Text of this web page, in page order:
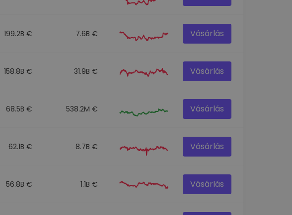
199.2B € 7.6B € Vásárlás
158.8B € 31.9B € Vásárlás
68.5B € 538.2M € Vásárlás
62.1B € 8.7B € Vásárlás
56.8B € 1.1B € Vásárlás